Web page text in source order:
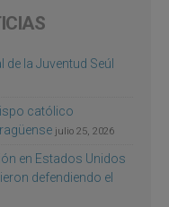
la Juventud Seúl
católico
julio 25, 2026
en Estados Unidos
defendiendo el